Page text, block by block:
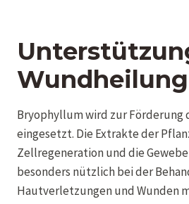
Wundheilung
Bryophyllum wird zur Förderung
eingesetzt. Die Extrakte der
Zellregeneration und die
besonders nützlich bei der
Hautverletzungen und Wunden